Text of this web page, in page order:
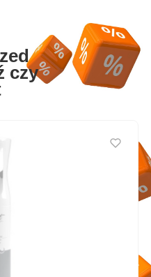
czy